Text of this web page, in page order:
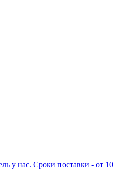
у нас. Сроки поставки - от 10